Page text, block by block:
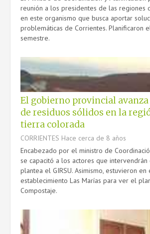
reunión a los presidentes de las regiones
en este organismo que busca aportar
problemáticas de Corrientes. Planificaron
semestre.
El gobierno provincial
de residuos sólidos en la
tierra colorada
CORRIENTES Hace cerca de 8 años
Encabezado por el ministro de
se capacitó a los actores que
plantea el GIRSU. Asimismo, estuvieron en
establecimiento Las Marías para ver el
Compostaje.